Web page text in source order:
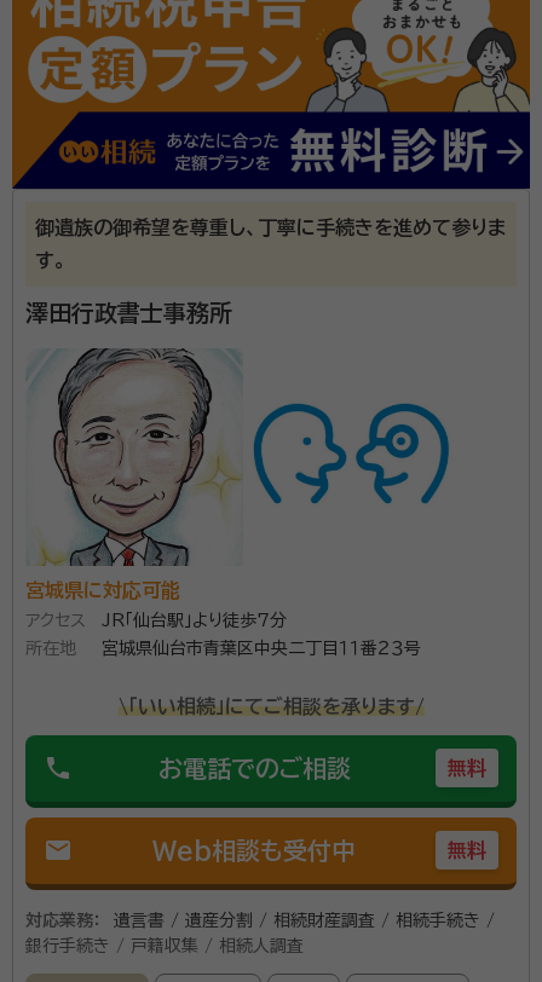
■長年、仙台法務局へ勤めており早期退職で司法書士
へ 不動産や商業登記の管理や受付、国籍や戸籍に関す
る業務、供託や公証関係に関するものから、人権擁護に
ついてなど様々な業務を行っていました。 ■ご相談い
・専門用語ではなく「わかりやすい言葉」で対応いたしま
す ・お手続きに付随する業務整理等、ご納得いただける
手県南、秋田県湯沢市周辺、山形県新庄周辺・最上地方
初回相談、2回目以降も相談料はいただきません。 電話
でのご相談も可能ですので、どうぞお気軽にお問い合
わせください。
所属団体：宮城県司法書士会
御遺族の御希望を尊重し、丁寧に手続きを進めて参りま
す。
澤田行政書士事務所
宮城県に対応可能
アクセス
JR「仙台駅」より徒歩7分
所在地
宮城県仙台市青葉区中央二丁目１１番２３号
\「いい相続」にてご相談を承ります/
phone お電話でのご相談 無料
mail Web相談も受付中 無料
対応業務：
遺言書 / 遺産分割 / 相続財産調査 / 相続手続き /
銀行手続き / 戸籍収集 / 相続人調査